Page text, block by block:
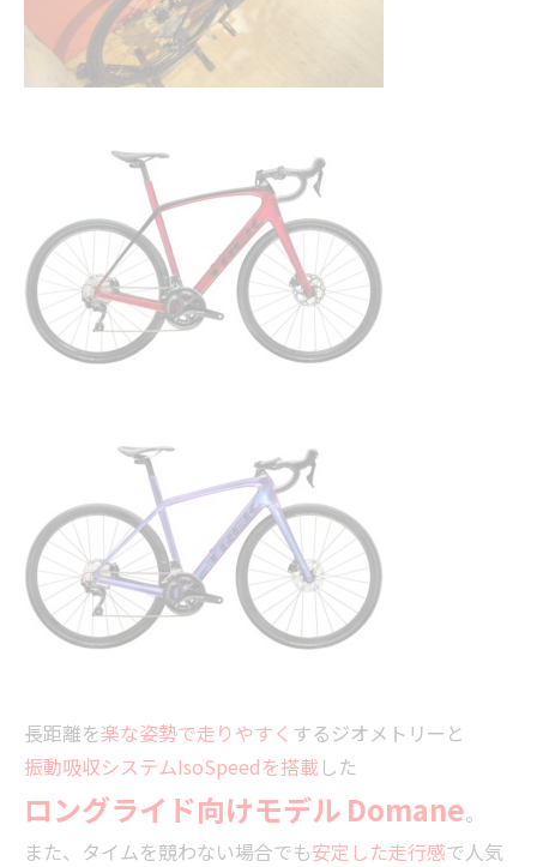
長距離を楽な姿勢で走りやすく するジオメトリーと
振動吸収システムIsoSpeedを搭載した
ロングライド向けモデル Domane。
また、タイムを競わない場合でも安定した走行感で人気